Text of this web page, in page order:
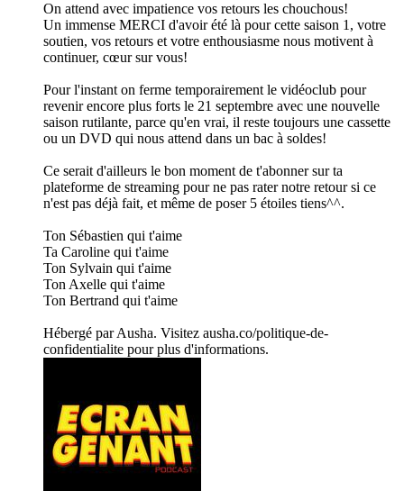
On attend avec impatience vos retours les chouchous!
Un immense MERCI d'avoir été là pour cette saison 1, votre
soutien, vos retours et votre enthousiasme nous motivent à
continuer, cœur sur vous!
Pour l'instant on ferme temporairement le vidéoclub pour
revenir encore plus forts le 21 septembre avec une nouvelle
saison rutilante, parce qu'en vrai, il reste toujours une cassette
ou un DVD qui nous attend dans un bac à soldes!
Ce serait d'ailleurs le bon moment de t'abonner sur ta
plateforme de streaming pour ne pas rater notre retour si ce
n'est pas déjà fait, et même de poser 5 étoiles tiens^^.
Ton Sébastien qui t'aime
Ta Caroline qui t'aime
Ton Sylvain qui t'aime
Ton Axelle qui t'aime
Ton Bertrand qui t'aime
Hébergé par Ausha. Visitez ausha.co/politique-de-
confidentialite pour plus d'informations.